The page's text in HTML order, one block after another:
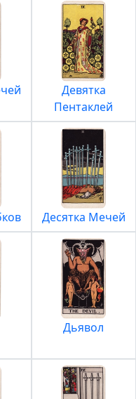
Девятка
Пентаклей
Десятка Мечей
Дьявол